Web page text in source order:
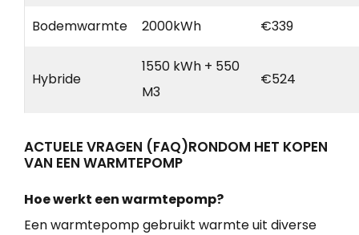
Bodemwarmte 2000kWh €339
Hybride
1550 kWh + 550
M3
€524
ACTUELE VRAGEN (FAQ)RONDOM HET KOPEN
VAN EEN WARMTEPOMP
Hoe werkt een warmtepomp?
Een warmtepomp gebruikt warmte uit diverse